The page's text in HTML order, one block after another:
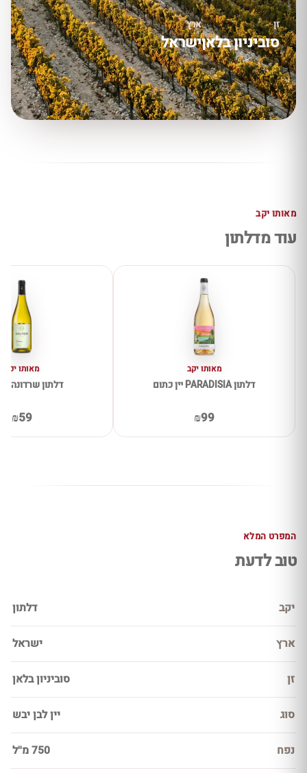
זן
סוביניון בלאן
ארץ
ישראל
מאותו יקב
עוד מדלתון
מאותו יקב
דלתון PARADISIA יין כתום
₪99
מאותו יקב
דלתון שרדונה
₪59
המפרט המלא
טוב לדעת
יקב דלתון
ארץ ישראל
זן סוביניון בלאן
סוג יין לבן יבש
נפח 750 מ''ל